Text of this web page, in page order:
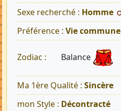
Sexe recherché : Homme
Préférence : Vie commune
Zodiac : Balance
Ma 1ère Qualité : Sincère
mon Style : Décontracté